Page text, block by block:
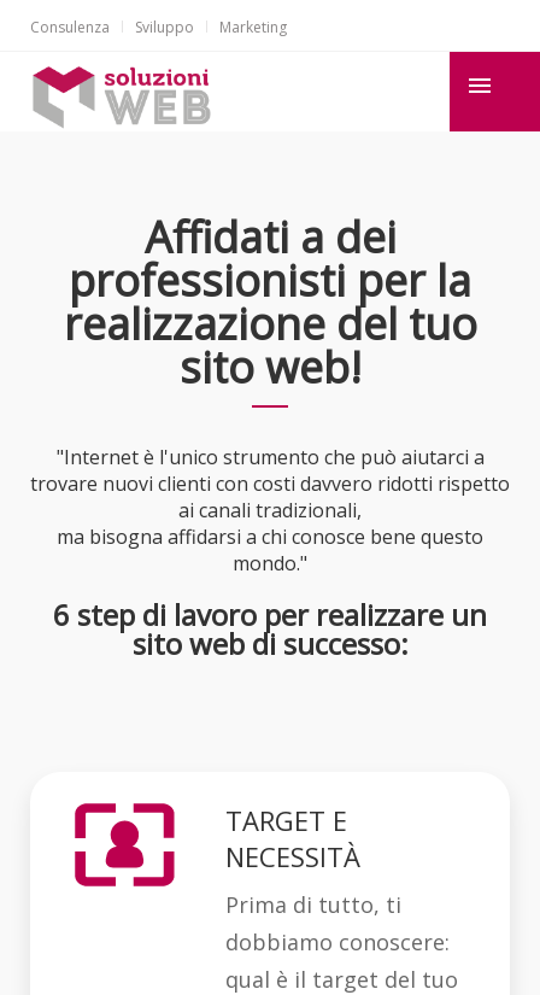
Consulenza Sviluppo Marketing
Affidati a dei
professionisti per la
realizzazione del tuo
sito web!
"Internet è l'unico strumento che può aiutarci a
trovare nuovi clienti con costi davvero ridotti rispetto
ai canali tradizionali,
ma bisogna affidarsi a chi conosce bene questo
mondo."
6 step di lavoro per realizzare un
sito web di successo:
TARGET E
NECESSITÀ
Prima di tutto, ti
dobbiamo conoscere:
qual è il target del tuo